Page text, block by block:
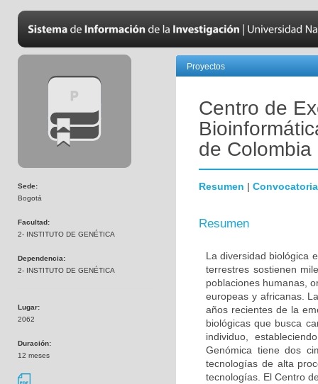
Sede:
Bogotá
Facultad:
2- INSTITUTO DE GENÉTICA
Dependencia:
2- INSTITUTO DE GENÉTICA
Lugar:
2062
Duración:
12 meses
Proyectos
Centro de
de Colombia
Resumen | Convocatoria
Resumen
La diversidad biológica
terrestres sostienen
poblaciones humanas,
europeas y africanas.
años recientes de la
biológicas que busca
individuo,
Genómica tiene dos
tecnologías de alta
tecnologías. El Centro